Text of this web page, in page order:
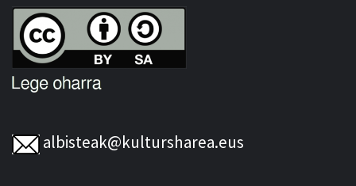
albisteak@kultursharea.eus